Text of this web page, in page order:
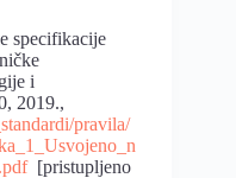
specifikacije
i
2019.,
pravila/
[pristupljeno